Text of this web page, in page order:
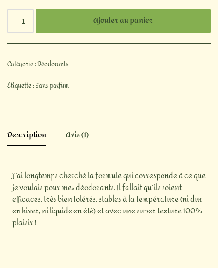
Ajouter au panier
Catégorie :Déodorants
Étiquette :Sans parfum
Description Avis (1)
J’ai longtemps cherché la formule qui corresponde à ce que
je voulais pour mes déodorants. Il fallait qu’ils soient
efficaces, très bien tolérés, stables à la température (ni dur
en hiver, ni liquide en été) et avec une super texture 100%
plaisir !